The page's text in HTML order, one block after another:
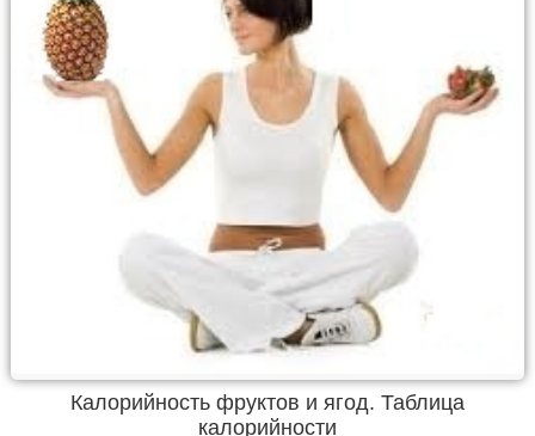
Калорийность фруктов и ягод. Таблица
калорийности